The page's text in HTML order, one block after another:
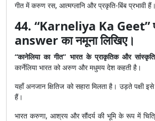
गीत में करुण रस, आत्मग्लानि और प्रकृति-बिंब प्रभावी हैं।
44. “Karneliya Ka Geet”
answer का नमूना लिखिए।
“कानेलिया का गीत” भारत के प्राकृतिक और
कार्नेलिया भारत को अरुण और मधुमय देश कहती है।
यहाँ अनजान क्षितिज को सहारा मिलता है। उड़ते पक्षी
हैं।
भारत करुणा, आश्रय और सौंदर्य की भूमि के रूप में